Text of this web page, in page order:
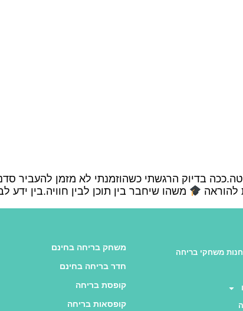
בדיוק הרגשתי כשהוזמנתי לא מזמן להעביר
להוראה
משהו שיחבר בין תוכן לבין חוויה.בין
משחקי בריחה
משחק בריחה בחינם
חדר בריחה בחינם
קופסת בריחה
קופסאות בריחה